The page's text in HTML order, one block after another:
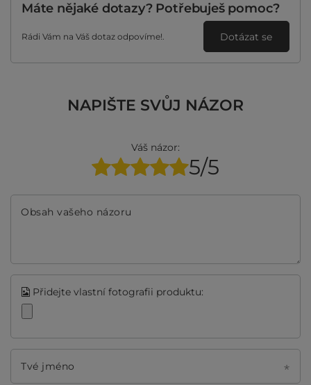
Máte nějaké dotazy? Potřebuješ pomoc?
Rádi Vám na Váš dotaz odpovíme!. Dotázat se
NAPIŠTE SVŮJ NÁZOR
Váš názor:
5/5
Obsah vašeho názoru
Přidejte vlastní fotografii produktu:
Tvé jméno